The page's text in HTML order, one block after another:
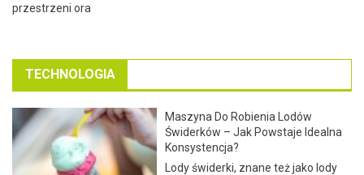
przestrzeni ora
TECHNOLOGIA
Maszyna Do Robienia Lodów
Świderków – Jak Powstaje Idealna
Konsystencja?
Lody świderki, znane też jako lody